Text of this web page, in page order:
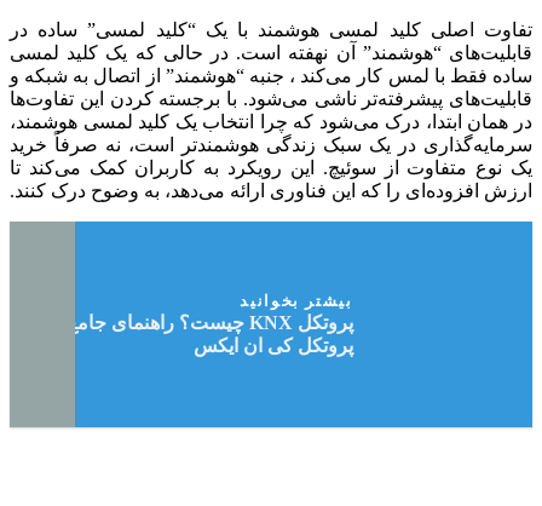
تفاوت اصلی کلید لمسی هوشمند با یک “کلید لمسی” ساده در
قابلیت‌های “هوشمند” آن نهفته است. در حالی که یک کلید لمسی
ساده فقط با لمس کار می‌کند ، جنبه “هوشمند” از اتصال به شبکه و
قابلیت‌های پیشرفته‌تر ناشی می‌شود. با برجسته کردن این تفاوت‌ها
در همان ابتدا، درک می‌شود که چرا انتخاب یک کلید لمسی هوشمند،
سرمایه‌گذاری در یک سبک زندگی هوشمندتر است، نه صرفاً خرید
یک نوع متفاوت از سوئیچ. این رویکرد به کاربران کمک می‌کند تا
ارزش افزوده‌ای را که این فناوری ارائه می‌دهد، به وضوح درک کنند.
بیشتر بخوانید
پروتکل KNX چیست؟ راهنمای جامع
پروتکل کی ان ایکس